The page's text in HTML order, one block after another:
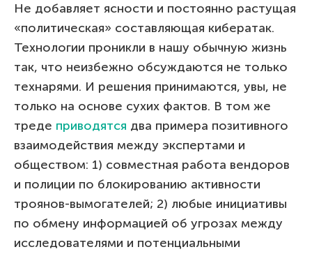
Не добавляет ясности и постоянно растущая
«политическая» составляющая кибератак.
Технологии проникли в нашу обычную жизнь
так, что неизбежно обсуждаются не только
технарями. И решения принимаются, увы, не
только на основе сухих фактов. В том же
треде приводятся два примера позитивного
взаимодействия между экспертами и
обществом: 1) совместная работа вендоров
и полиции по блокированию активности
троянов-вымогателей; 2) любые инициативы
по обмену информацией об угрозах между
исследователями и потенциальными